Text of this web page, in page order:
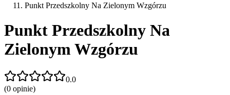
Punkt Przedszkolny Na Zielonym Wzgórzu
Punkt Przedszkolny Na
Zielonym Wzgórzu
0.0
(0 opinie)